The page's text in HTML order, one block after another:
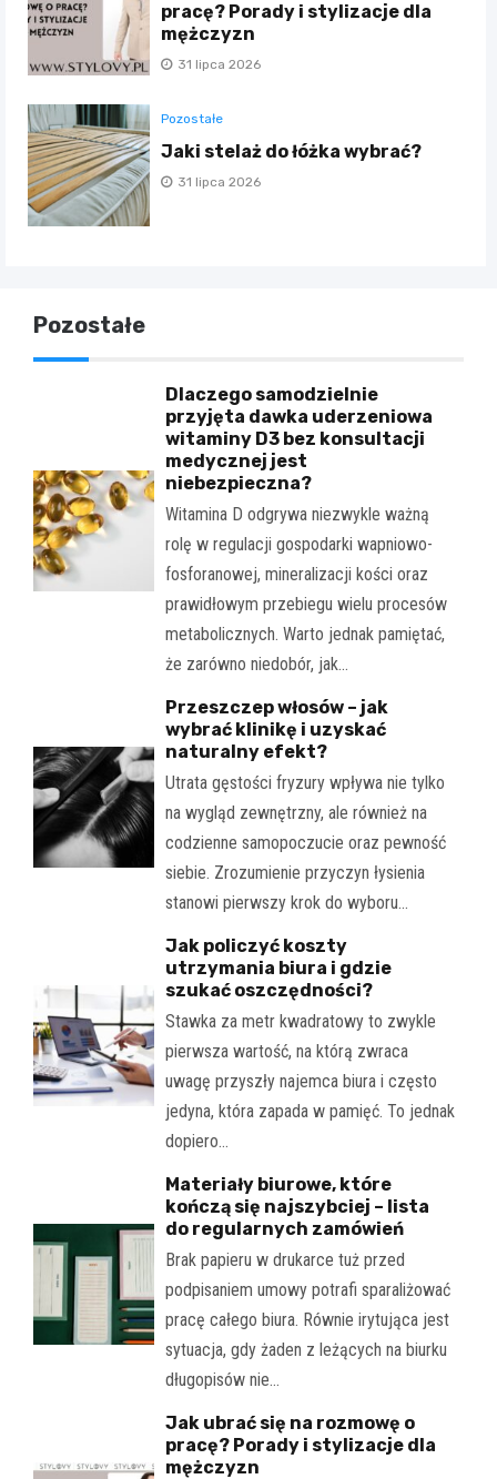
pracę? Porady i stylizacje dla
mężczyzn
31 lipca 2026
Pozostałe
Jaki stelaż do łóżka wybrać?
31 lipca 2026
Pozostałe
Dlaczego samodzielnie
przyjęta dawka uderzeniowa
witaminy D3 bez konsultacji
medycznej jest
niebezpieczna?
Witamina D odgrywa niezwykle ważną
rolę w regulacji gospodarki wapniowo-
fosforanowej, mineralizacji kości oraz
prawidłowym przebiegu wielu procesów
metabolicznych. Warto jednak pamiętać,
że zarówno niedobór, jak…
Przeszczep włosów – jak
wybrać klinikę i uzyskać
naturalny efekt?
Utrata gęstości fryzury wpływa nie tylko
na wygląd zewnętrzny, ale również na
codzienne samopoczucie oraz pewność
siebie. Zrozumienie przyczyn łysienia
stanowi pierwszy krok do wyboru…
Jak policzyć koszty
utrzymania biura i gdzie
szukać oszczędności?
Stawka za metr kwadratowy to zwykle
pierwsza wartość, na którą zwraca
uwagę przyszły najemca biura i często
jedyna, która zapada w pamięć. To jednak
dopiero…
Materiały biurowe, które
kończą się najszybciej – lista
do regularnych zamówień
Brak papieru w drukarce tuż przed
podpisaniem umowy potrafi sparaliżować
pracę całego biura. Równie irytująca jest
sytuacja, gdy żaden z leżących na biurku
długopisów nie…
Jak ubrać się na rozmowę o
pracę? Porady i stylizacje dla
mężczyzn